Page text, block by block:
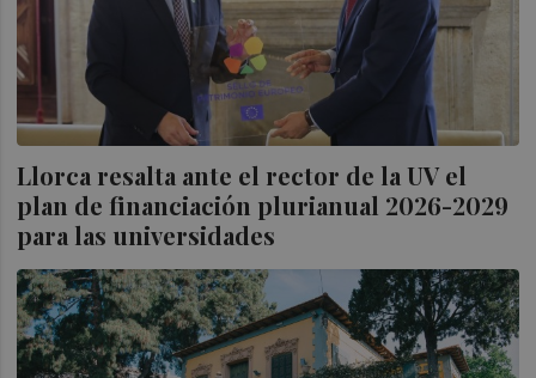
Llorca resalta ante el rector de la UV el
plan de financiación plurianual 2026-2029
para las universidades